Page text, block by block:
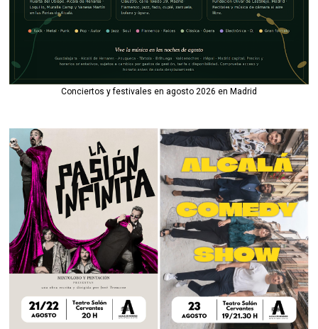
Conciertos y festivales en agosto 2026 en Madrid